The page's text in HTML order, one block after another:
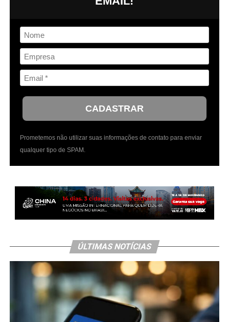
CADASTRAR
Prometemos não utilizar suas informações de contato para enviar
qualquer tipo de SPAM.
ÚLTIMAS NOTÍCIAS